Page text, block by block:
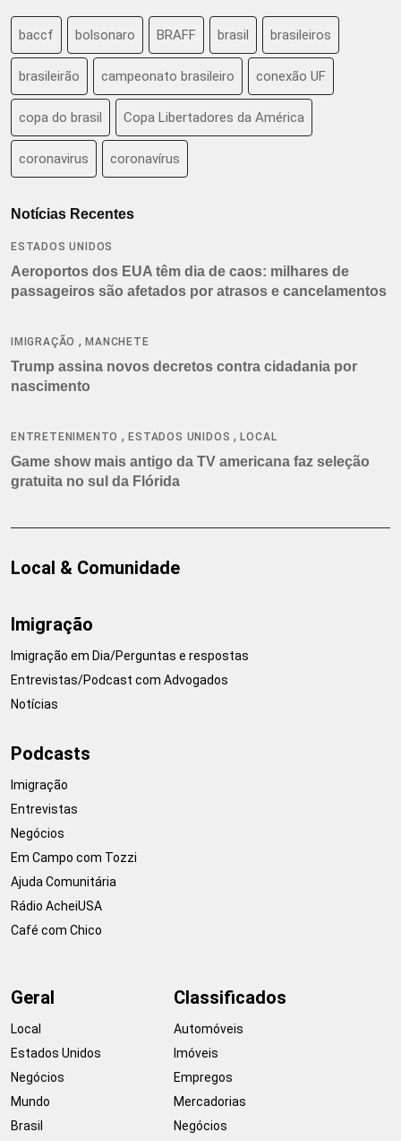
baccf bolsonaro BRAFF brasil brasileiros
brasileirão campeonato brasileiro conexão UF
copa do brasil Copa Libertadores da América
coronavirus coronavírus
Notícias Recentes
ESTADOS UNIDOS
Aeroportos dos EUA têm dia de caos: milhares de
passageiros são afetados por atrasos e cancelamentos
IMIGRAÇÃO ,MANCHETE
Trump assina novos decretos contra cidadania por
nascimento
ENTRETENIMENTO ,ESTADOS UNIDOS ,LOCAL
Game show mais antigo da TV americana faz seleção
gratuita no sul da Flórida
Local & Comunidade
Imigração
Imigração em Dia/Perguntas e respostas
Entrevistas/Podcast com Advogados
Notícias
Podcasts
Imigração
Entrevistas
Negócios
Em Campo com Tozzi
Ajuda Comunitária
Rádio AcheiUSA
Café com Chico
Geral
Local
Estados Unidos
Negócios
Mundo
Brasil
Classificados
Automóveis
Imóveis
Empregos
Mercadorias
Negócios